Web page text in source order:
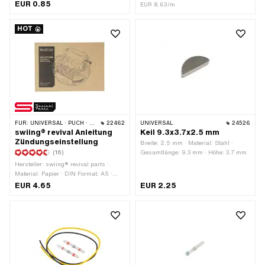
Werkstattzubehör
EUR 0.85
Farbe: schwarz · Entstört: Nein ·
EUR 8.63/m
HOT
FÜR: UNIVERSAL · PUCH · SACHS · PIAGGIO · ZÜNDAPP BELMONDO 22462
swiing® revival Anleitung
Zündungseinstellung
(16)
Hersteller: swiing® revival parts ·
Material: Papier · DIN Format: A5 ·
Anzahl Seiten: 17 Stk. · Sprache:
EUR 4.65
UNIVERSAL 24526
Keil 9.3x3.7x2.5 mm
Breite: 2.5 mm · Material: Stahl ·
Gesamtlänge: 9.3 mm · Höhe: 3.7 mm
EUR 2.25